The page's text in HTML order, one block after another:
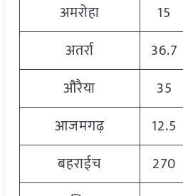
अमरोहा
15
अतर्रा
36.7
औरैया
35
आजमगढ़
12.5
बहराईच
270